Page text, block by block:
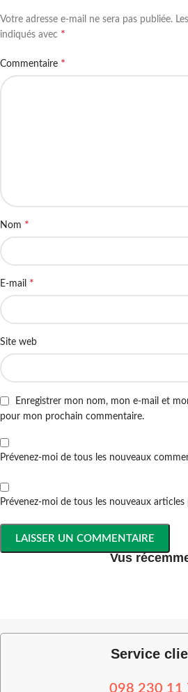
Votre adresse e-mail ne sera pas publiée.
indiqués avec *
Commentaire *
Nom *
E-mail *
Site web
Enregistrer mon nom, mon e-mail et
pour mon prochain commentaire.
Prévenez-moi de tous les nouveaux
Prévenez-moi de tous les nouveaux articles
Vus
Service
098 230 11